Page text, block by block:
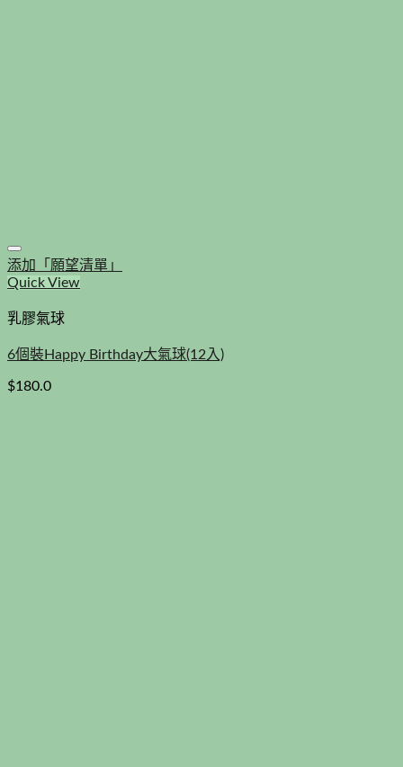
添加「願望清單」
Quick View
乳膠氣球
6個裝Happy Birthday大氣球(12入)
$180.0